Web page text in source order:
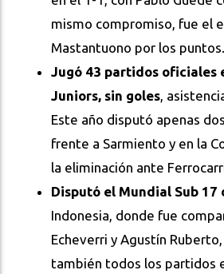
mismo compromiso, fue el
Mastantuono por los puntos.
Jugó 43 partidos oficiales
Juniors, sin goles,
Este año disputó apenas
frente a Sarmiento y en la
la eliminación ante
Disputó el Mundial Sub 17
Indonesia, donde fue
Echeverri y Agustín
también todos los partidos